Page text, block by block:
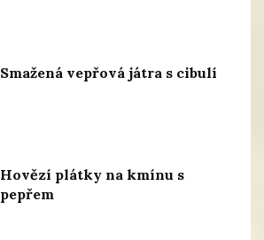
Smažená vepřová játra s cibulí
Hovězí plátky na kmínu s
pepřem